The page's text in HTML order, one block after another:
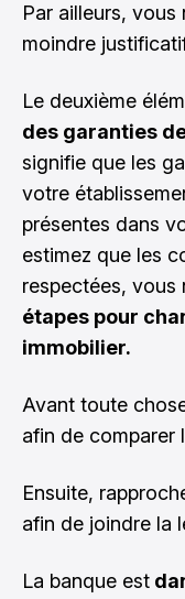
Par ailleurs, vous
moindre
Le deuxième
des garanties
signifie que les
votre
présentes dans
estimez que les
respectées, vous
étapes pour
immobilier.
Avant toute
afin de comparer
Ensuite,
afin de joindre la
La banque est